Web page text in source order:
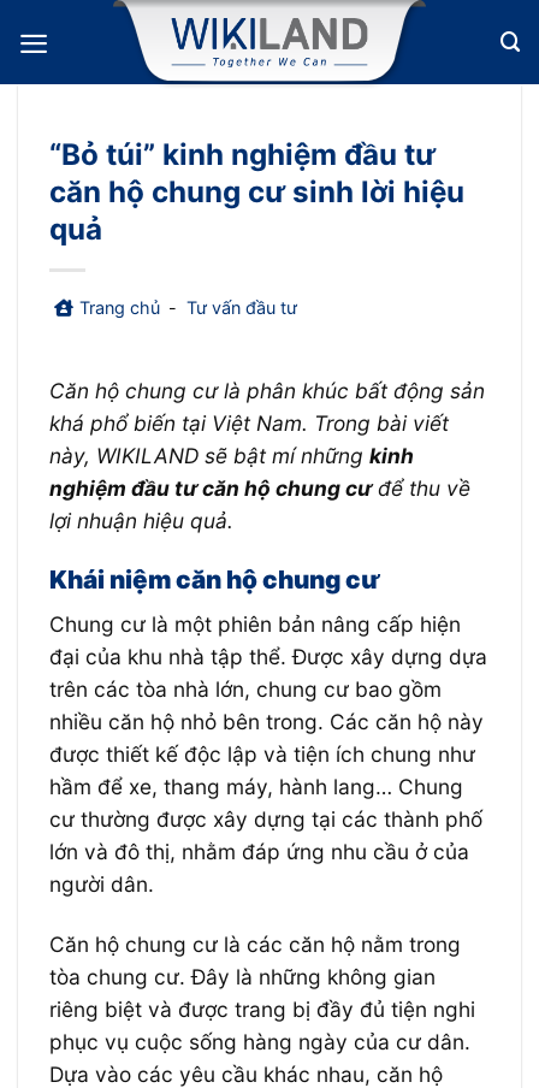
qua
nội
“Bỏ túi” kinh nghiệm đầu tư
căn hộ chung cư sinh lời hiệu
quả
Trang chủ - Tư vấn đầu tư
Căn hộ chung cư là phân khúc bất động sản
khá phổ biến tại Việt Nam. Trong bài viết
này, WIKILAND sẽ bật mí những kinh
nghiệm đầu tư căn hộ chung cưđể thu về
lợi nhuận hiệu quả.
Khái niệm căn hộ chung cư
Chung cư là một phiên bản nâng cấp hiện
đại của khu nhà tập thể. Được xây dựng dựa
trên các tòa nhà lớn, chung cư bao gồm
nhiều căn hộ nhỏ bên trong. Các căn hộ này
được thiết kế độc lập và tiện ích chung như
hầm để xe, thang máy, hành lang… Chung
cư thường được xây dựng tại các thành phố
lớn và đô thị, nhằm đáp ứng nhu cầu ở của
người dân.
Căn hộ chung cư là các căn hộ nằm trong
tòa chung cư. Đây là những không gian
riêng biệt và được trang bị đầy đủ tiện nghi
phục vụ cuộc sống hàng ngày của cư dân.
Dựa vào các yêu cầu khác nhau, căn hộ